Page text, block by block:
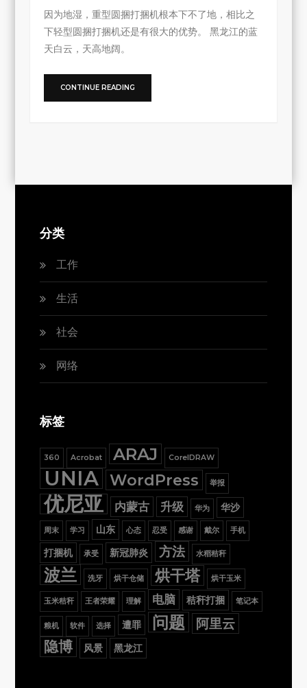
因为地湿，重型圆捆打捆机根本下不了地，相比之
下轻型圆捆打捆机还是有很大的优势。 黑龙江的蓝
天白云，天高地阔。
CONTINUE READING
分类
工作
生活
社会
网络
标签
360 Acrobat ARAJ CorelDRAW
UNIA WordPress 举报
优尼亚 内蒙古 升级 华为 华沙
周末 学习 山东 心态 忍受 感谢 戴尔 手机
打捆机 承受 新冠肺炎 方法 水稻秸秆
波兰 洗牙 烘干仓储 烘干塔 烘干玉米
玉米秸秆 王者荣耀 理解 电脑 秸秆打捆 笔记本
粮机 软件 选择 遭罪 问题 阿里云
隐博 风景 黑龙江